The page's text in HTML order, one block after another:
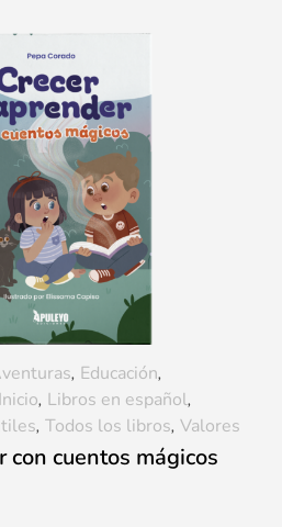
con cuentos mágicos
, Educación,
Inicio, Libros en español,
, Todos los libros, Valores